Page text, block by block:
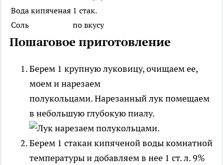
Вода кипяченая 1 стак.
Соль
по вкусу
Пошаговое приготовление
Берем 1 крупную луковицу, очищаем ее,
моем и нарезаем
полукольцами. Нарезанный лук помещаем
в небольшую глубокую пиалу.
Берем 1 стакан кипяченой воды комнатной
температуры и добавляем в нее 1 ст. л. 9%